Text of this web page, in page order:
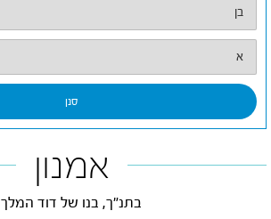
אמנון
בתנ"ך, בנו של דוד המלך